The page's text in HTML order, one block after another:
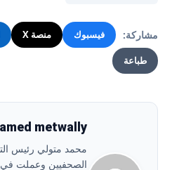
مشاركة: فيسبوك منصة X
طباعة
metwally
محمد متولي رئيس
الصحفيين وعملت في